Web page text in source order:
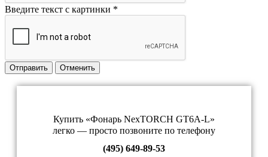
Введите текст с картинки *
Отправить Отменить
Купить «Фонарь NexTORCH GT6A-L»
легко — просто позвоните по телефону
(495) 649-89-53